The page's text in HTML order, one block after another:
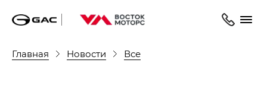
Главная Новости Все